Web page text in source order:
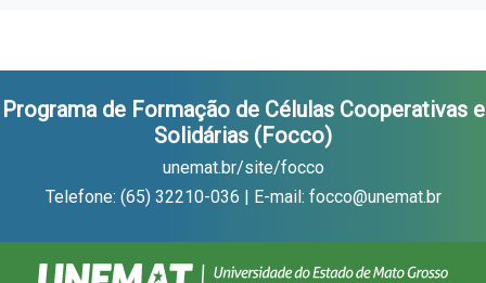
Programa de Formação de Células Cooperativas e
Solidárias (Focco)
unemat.br/site/focco
Telefone: (65) 32210-036 | E-mail: focco@unemat.br